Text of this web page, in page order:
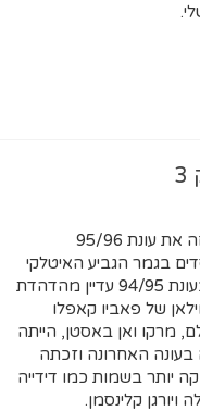
פיורנטינה שלי פתחה את עונת 95/96
בגמר הגביע האיטלקי
וגמר גביע אופ"א בעונת 94/95 עדיין מהדהדת
של פאביו קאפלו
מרקו ואן באסטן, הייתה
בעונה האחרונה וזכתה
יותר בשמות כמו דידייה
ויורגן קלינסמן.